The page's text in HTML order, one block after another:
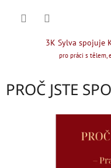
3K Sylva spojuje
pro práci s tělem,
PROČ JSTE